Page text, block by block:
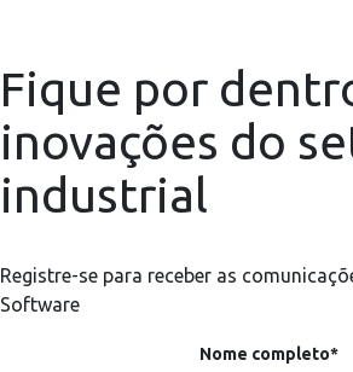
Fique por
inovações do
industrial
Registre-se para receber as
Software
Nome completo*